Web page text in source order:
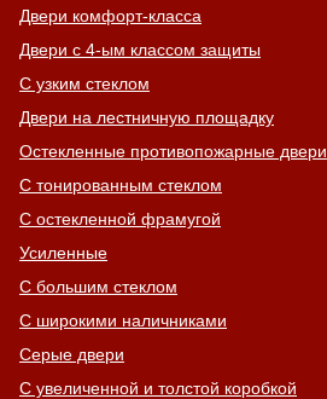
Двери комфорт-класса
Двери с 4-ым классом защиты
С узким стеклом
Двери на лестничную площадку
Остекленные противопожарные двери
С тонированным стеклом
С остекленной фрамугой
Усиленные
С большим стеклом
С широкими наличниками
Серые двери
С увеличенной и толстой коробкой